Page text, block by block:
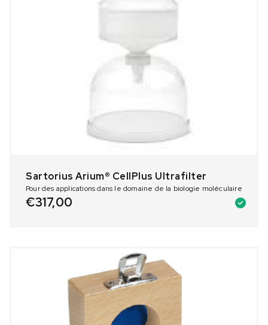
Sartorius Arium® CellPlus Ultrafilter
Pour des applications dans le domaine de la biologie moléculaire
€317,00